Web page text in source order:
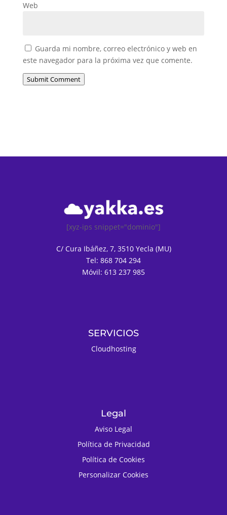
Web
Guarda mi nombre, correo electrónico y web en
este navegador para la próxima vez que comente.
Submit Comment
[xyz-ips snippet="dominio"]
C/ Cura Ibáñez, 7, 3510 Yecla (MU)
Tel: 868 704 294
Móvil: 613 237 985
SERVICIOS
Cloudhosting
Legal
Aviso Legal
Política de Privacidad
Política de Cookies
Personalizar Cookies